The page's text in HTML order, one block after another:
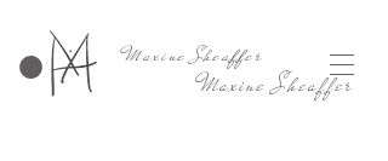
Maxine Sheaffer
Maxine Sheaffer